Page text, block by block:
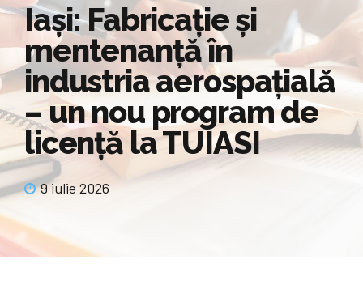
Iași: Fabricație și
mentenanță în
industria aerospațială
– un nou program de
licență la TUIASI
9 iulie 2026